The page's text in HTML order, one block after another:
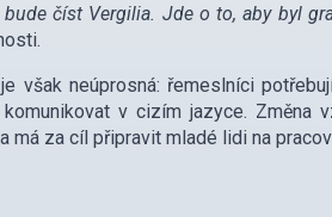
číst Vergilia. Jde o to, aby byl
však neúprosná: řemeslníci
v cizím jazyce. Změna
má za cíl připravit mladé lidi na